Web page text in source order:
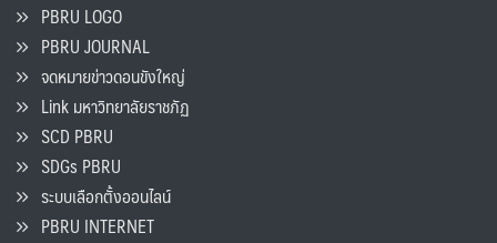
PBRU LOGO
PBRU JOURNAL
จดหมายข่าวดอนขังใหญ่
Link มหาวิทยาลัยราชภัฏ
SCD PBRU
SDGs PBRU
ระบบเลือกตั้งออนไลน์
PBRU INTERNET